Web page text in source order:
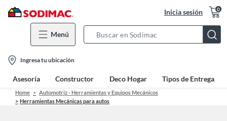
Inicia sesión 0
Menú
Bar
location-
icon
Ingresa tu ubicación
Asesoría Constructor Deco Hogar Tipos de Entrega
Home
Automotriz - Herramientas y Equipos Mecánicos
Herramientas Mecánicas para autos